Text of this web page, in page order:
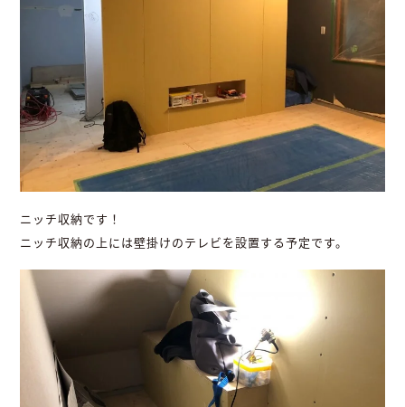
ニッチ収納です！
ニッチ収納の上には壁掛けのテレビを設置する予定です。